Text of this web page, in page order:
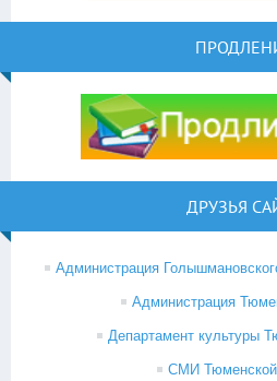
ДРУЗЬЯ
Администрация
Администрация
Департамент культуры
СМИ Тюменской